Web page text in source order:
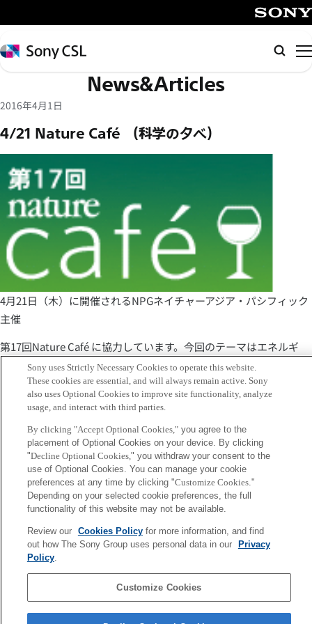
イ
ン
コ
テ
ツ
へ
ス
キ
ッ
Sony
CSL
検
索
News&Articles
2016年4月1日
4/21 Nature Café （科学の夕べ）
4月21日（木）に開催されるNPGネイチャーアジア・パシフィック
主催
第17回Nature Café に協力しています。今回のテーマはエネルギ
第17回 多様なエネルギーを最大限に活用できる未来を目指して
～ 蓄電池が切り開く次世代エネルギーと社会システム ～
日時： 2016年4月21日（木）17:00～19:30 （受付開始：
16:30）
懇親会：19:30～20:15
パネリストとして所長の北野も登壇します。
関連サイト（申込）
会社概要 アクセス ご利用条件 プライバシーポリシー
Sony uses Strictly Necessary Cookies to operate this website.
These cookies are essential, and will always remain active. Sony
also uses Optional Cookies to improve site functionality, analyze
usage, and interact with third parties.
By clicking "Accept Optional Cookies,"you agree to the
placement of Optional Cookies on your device. By clicking
"Decline Optional Cookies," you withdraw your consent to the
use of Optional Cookies. You can manage your cookie
preferences at any time by clicking "Customize Cookies."
Depending on your selected cookie preferences, the full
functionality of this website may not be available.
Review our Cookies Policyfor more information, and find
out how The Sony Group uses personal data in our
Privacy
Policy.
Customize Cookies